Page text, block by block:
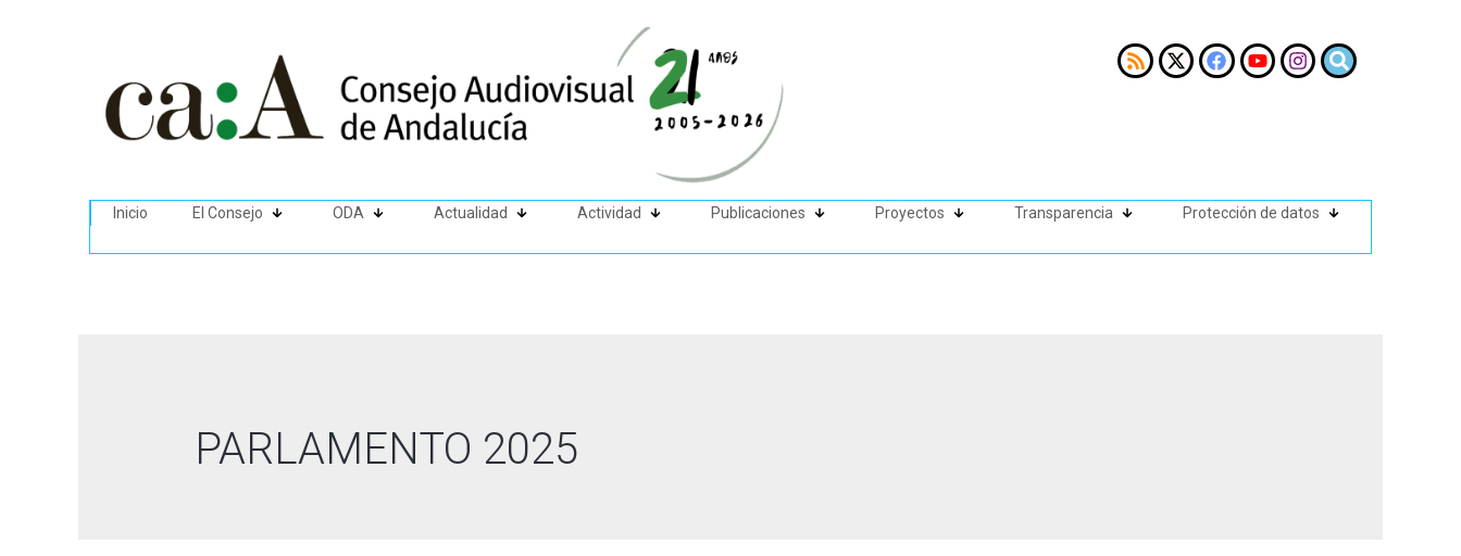
Inicio El Consejo ODA Actualidad Actividad Publicaciones Proyectos Transparencia Protección de datos
PARLAMENTO 2025